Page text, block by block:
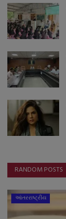
RANDOM POSTS
આંતરરાષ્ટ્રીય